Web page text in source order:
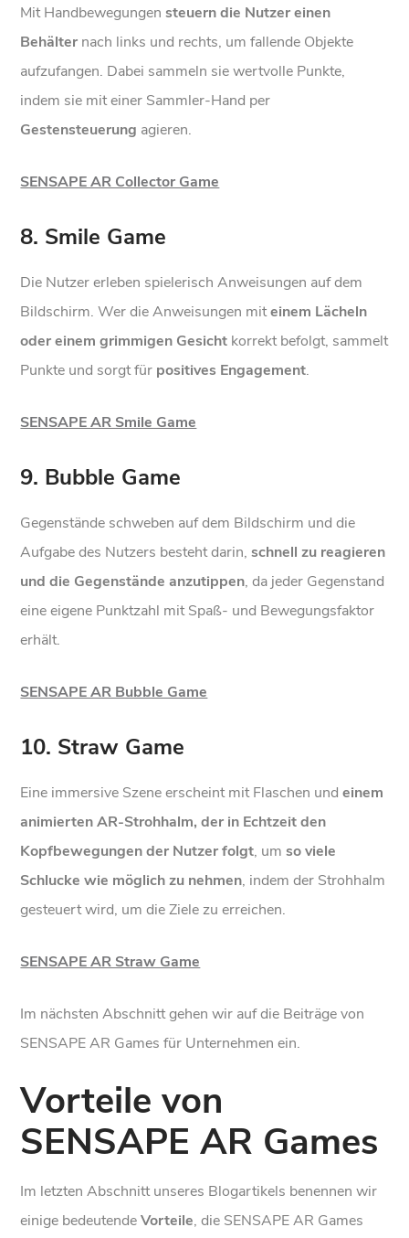
Mit Handbewegungensteuern die Nutzer einen
Behälter nach links und rechts, um fallende Objekte
aufzufangen. Dabei sammeln sie wertvolle Punkte,
indem sie mit einer Sammler-Hand per
Gestensteuerung agieren.
SENSAPE AR Collector Game
8. Smile Game
Die Nutzer erleben spielerisch Anweisungen auf dem
Bildschirm. Wer die Anweisungen miteinem Lächeln
oder einem grimmigen Gesicht korrekt befolgt, sammelt
Punkte und sorgt für positives Engagement.
SENSAPE AR Smile Game
9. Bubble Game
Gegenstände schweben auf dem Bildschirm und die
Aufgabe des Nutzers besteht darin,schnell zu reagieren
und die Gegenstände anzutippen, da jeder Gegenstand
eine eigene Punktzahl mit Spaß- und Bewegungsfaktor
erhält.
SENSAPE AR Bubble Game
10. Straw Game
Eine immersive Szene erscheint mit Flaschen undeinem
animierten AR-Strohhalm, der in Echtzeit den
Kopfbewegungen der Nutzer folgt, umso viele
Schlucke wie möglich zu nehmen, indem der Strohhalm
gesteuert wird, um die Ziele zu erreichen.
SENSAPE AR Straw Game
Im nächsten Abschnitt gehen wir auf die Beiträge von
SENSAPE AR Games für Unternehmen ein.
Vorteile von
SENSAPE AR Games
Im letzten Abschnitt unseres Blogartikels benennen wir
einige bedeutendeVorteile, die SENSAPE AR Games